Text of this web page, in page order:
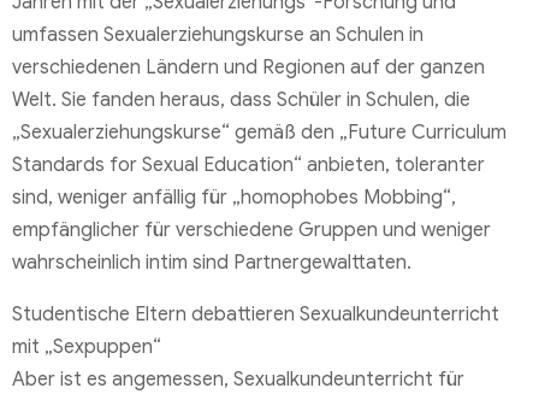
umfassen Sexualerziehungskurse an Schulen in
verschiedenen Ländern und Regionen auf der ganzen
Welt. Sie fanden heraus, dass Schüler in Schulen, die
„Sexualerziehungskurse“ gemäß den „Future Curriculum
Standards for Sexual Education“ anbieten, toleranter
sind, weniger anfällig für „homophobes Mobbing“,
empfänglicher für verschiedene Gruppen und weniger
wahrscheinlich intim sind Partnergewalttaten.
Studentische Eltern debattieren Sexualkundeunterricht
mit „Sexpuppen“
Aber ist es angemessen, Sexualkundeunterricht für